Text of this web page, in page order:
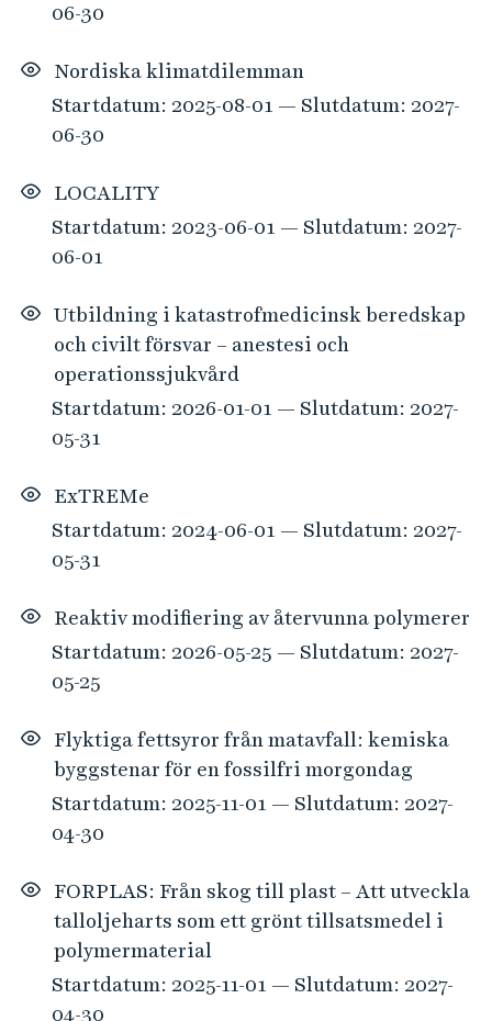
06-30
Nordiska klimatdilemman
Startdatum: 2025-08-01 — Slutdatum: 2027-
06-30
LOCALITY
Startdatum: 2023-06-01 — Slutdatum: 2027-
06-01
Utbildning i katastrofmedicinsk beredskap
och civilt försvar – anestesi och
operationssjukvård
Startdatum: 2026-01-01 — Slutdatum: 2027-
05-31
ExTREMe
Startdatum: 2024-06-01 — Slutdatum: 2027-
05-31
Reaktiv modifiering av återvunna polymerer
Startdatum: 2026-05-25 — Slutdatum: 2027-
05-25
Flyktiga fettsyror från matavfall: kemiska
byggstenar för en fossilfri morgondag
Startdatum: 2025-11-01 — Slutdatum: 2027-
04-30
FORPLAS: Från skog till plast – Att utveckla
talloljeharts som ett grönt tillsatsmedel i
polymermaterial
Startdatum: 2025-11-01 — Slutdatum: 2027-
04-30